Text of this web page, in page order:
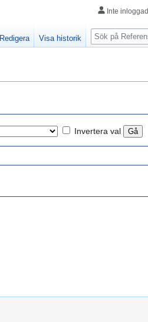
Invertera val
Inte inloggad
Redigera Visa historik
Sök